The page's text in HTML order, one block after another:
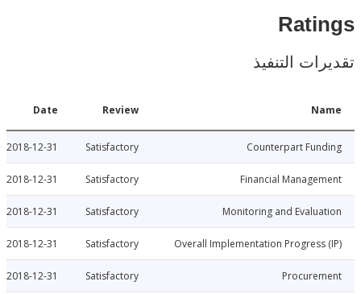
التنفيذ
Counterpart
Satisfactory
2018-12-31
Financial
Satisfactory
2018-12-31
Monitoring and
Satisfactory
2018-12-31
Overall Implementation
Satisfactory
2018-12-31
Satisfactory
2018-12-31